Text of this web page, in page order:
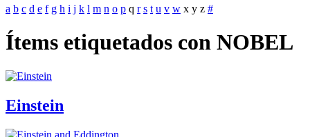
a b c d e f g h i j k l m n o p q r s t u v w x y z #
Ítems etiquetados con NOBEL
Einstein